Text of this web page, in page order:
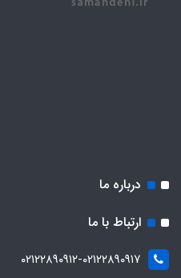
درباره ما
ارتباط با ما
۰۲۱۲۲۸۹۰۹۱۲-۰۲۱۲۲۸۹۰۹۱۷